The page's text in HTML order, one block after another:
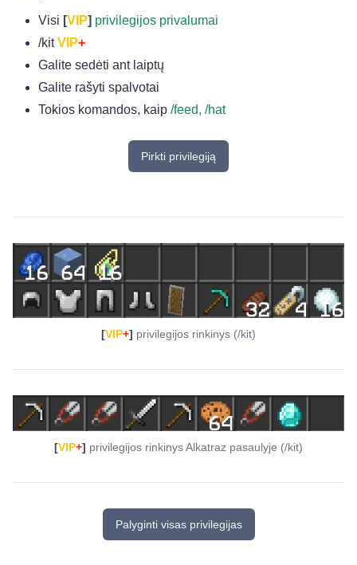
Visi [VIP] privilegijos privalumai
/kitVIP+
Galite sedėti ant laiptų
Galite rašyti spalvotai
Tokios komandos, kaip /feed, /hat
Pirkti privilegiją
[VIP+] privilegijos rinkinys (/kit)
[VIP+] privilegijos rinkinys Alkatraz pasaulyje (/kit)
Palyginti visas privilegijas